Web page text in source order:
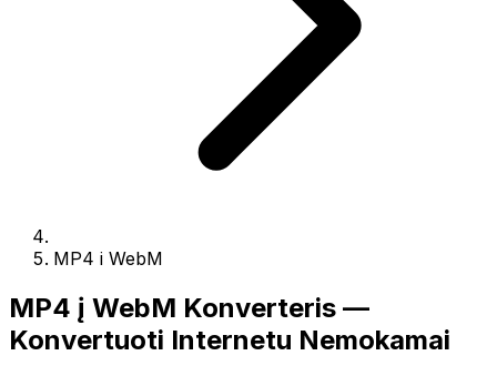
MP4 i WebM
MP4 į WebM Konverteris —
Konvertuoti Internetu Nemokamai